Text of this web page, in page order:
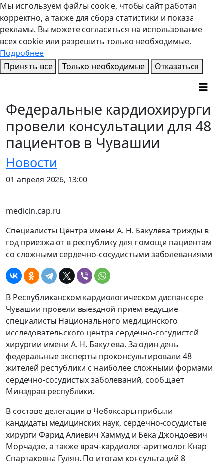
Мы используем файлы cookie, чтобы сайт работал
корректно, а также для сбора статистики и показа
рекламы. Вы можете согласиться на использование
всех cookie или разрешить только необходимые.
Подробнее
Принять все
Только необходимые Отказаться
Федеральные кардиохирурги
провели консультации для 48
пациентов в Чувашии
Новости
01 апреля 2026, 13:00
medicin.cap.ru
Специалисты Центра имени А. Н. Бакулева трижды в
год приезжают в республику для помощи пациентам
со сложными сердечно-сосудистыми заболеваниями
В Республиканском кардиологическом диспансере
Чувашии провели выездной прием ведущие
специалисты Национального медицинского
исследовательского центра сердечно-сосудистой
хирургии имени А. Н. Бакулева. За один день
федеральные эксперты проконсультировали 48
жителей республики с наиболее сложными формами
сердечно-сосудистых заболеваний, сообщает
Минздрав республики.
В составе делегации в Чебоксары прибыли
кандидаты медицинских наук, сердечно-сосудистые
хирурги Фарид Алиевич Хаммуд и Бека Джондоевич
Морчадзе, а также врач-кардиолог-аритмолог Кнар
Спартаковна Гулян. По итогам консультаций 8